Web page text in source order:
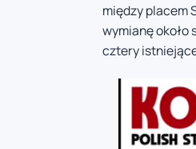
między placem
wymianę około
cztery